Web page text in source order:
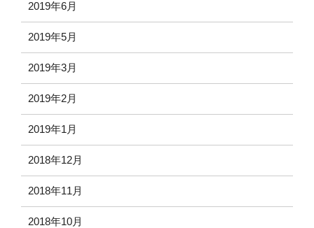
2019年6月
2019年5月
2019年3月
2019年2月
2019年1月
2018年12月
2018年11月
2018年10月